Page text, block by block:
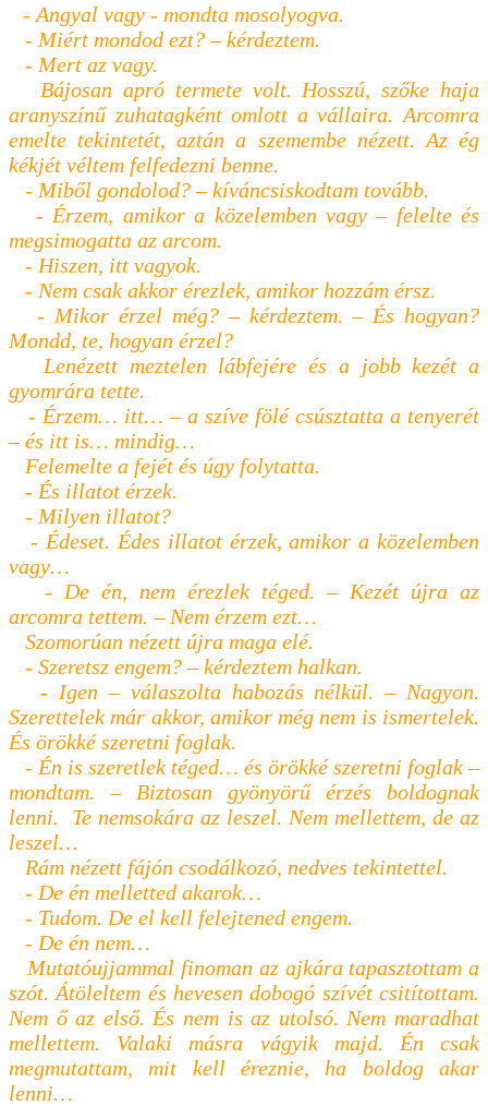
- Angyal vagy - mondta mosolyogva.
- Miért mondod ezt? – kérdeztem.
- Mert az vagy.
Bájosan apró termete volt. Hosszú, szőke haja
aranyszínű zuhatagként omlott a vállaira. Arcomra
emelte tekintetét, aztán a szemembe nézett. Az ég
kékjét véltem felfedezni benne.
- Miből gondolod? – kíváncsiskodtam tovább.
- Érzem, amikor a közelemben vagy – felelte és
megsimogatta az arcom.
- Hiszen, itt vagyok.
- Nem csak akkor érezlek, amikor hozzám érsz.
- Mikor érzel még? – kérdeztem. – És hogyan?
Mondd, te, hogyan érzel?
Lenézett meztelen lábfejére és a jobb kezét a
gyomrára tette.
- Érzem… itt… – a szíve fölé csúsztatta a tenyerét
– és itt is… mindig…
Felemelte a fejét és úgy folytatta.
- És illatot érzek.
- Milyen illatot?
- Édeset. Édes illatot érzek, amikor a közelemben
vagy…
- De én, nem érezlek téged. – Kezét újra az
arcomra tettem. – Nem érzem ezt…
Szomorúan nézett újra maga elé.
- Szeretsz engem? – kérdeztem halkan.
- Igen – válaszolta habozás nélkül. – Nagyon.
Szerettelek már akkor, amikor még nem is ismertelek.
És örökké szeretni foglak.
- Én is szeretlek téged… és örökké szeretni foglak –
mondtam. – Biztosan gyönyörű érzés boldognak
lenni. Te nemsokára az leszel. Nem mellettem, de az
leszel…
Rám nézett fájón csodálkozó, nedves tekintettel.
- De én melletted akarok…
- Tudom. De el kell felejtened engem.
- De én nem…
Mutatóujjammal finoman az ajkára tapasztottam a
szót. Átöleltem és hevesen dobogó szívét csitítottam.
Nem ő az első. És nem is az utolsó. Nem maradhat
mellettem. Valaki másra vágyik majd. Én csak
megmutattam, mit kell éreznie, ha boldog akar
lenni…